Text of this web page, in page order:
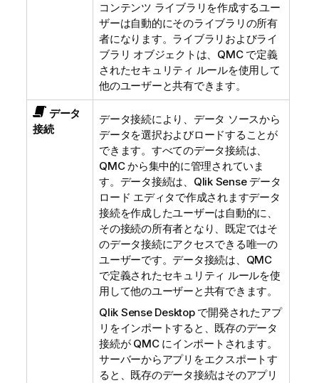
コンテンツ ライブラリを作成するユー
ザーは自動的にそのライブラリの所有
者になります。ライブラリおよびライ
ブラリ オブジェクトは、 QMCで定義
されたセキュリティ ルールを使用して
他のユーザーと共有できます。
データ
接続
データ接続により、データ ソースから
データを選択およびロードすることが
できます。すべてのデータ接続は、
QMCから集中的に管理されていま
す。データ接続は、 Qlik Senseデータ
ロード エディタで作成されますデータ
接続を作成したユーザーは自動的に、
その接続の所有者となり、既定ではそ
のデータ接続にアクセスできる唯一の
ユーザーです。データ接続は、 QMC
で定義されたセキュリティ ルールを使
用して他のユーザーと共有できます。
Qlik Sense Desktopで開発されたアプ
リをインポートすると、既存のデータ
接続が QMCにインポートされます。
サーバーからアプリをエクスポートす
ると、既存のデータ接続はそのアプリ